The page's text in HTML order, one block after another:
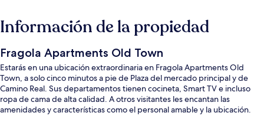
Información de la propiedad
Fragola Apartments Old Town
Estarás en una ubicación extraordinaria en Fragola Apartments Old
Town, a solo cinco minutos a pie de Plaza del mercado principal y de
Camino Real. Sus departamentos tienen cocineta, Smart TV e incluso
ropa de cama de alta calidad. A otros visitantes les encantan las
amenidades y características como el personal amable y la ubicación.